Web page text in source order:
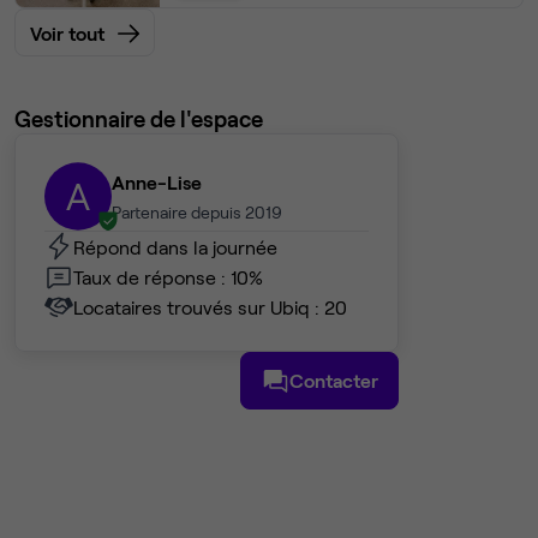
Voir tout
Gestionnaire de l'espace
A Anne-Lise
Partenaire depuis 2019
Répond dans la journée
Taux de réponse : 10%
Locataires trouvés sur Ubiq : 20
Contacter